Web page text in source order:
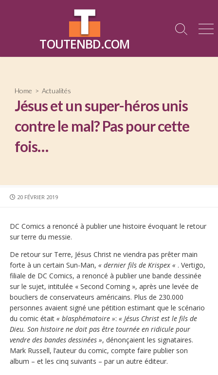
TOUTENBD.COM
Search
Home > Actualités
Jésus et un super-héros unis
contre le mal? Pas pour cette
fois…
PUBLISHED
20 FÉVRIER 2019
DC Comics a renoncé à publier une histoire évoquant le retour
sur terre du messie.
De retour sur Terre, Jésus Christ ne viendra pas prêter main
forte à un certain Sun-Man, « dernier fils de Krispex « . Vertigo,
filiale de DC Comics, a renoncé à publier une bande dessinée
sur le sujet, intitulée « Second Coming », après une levée de
boucliers de conservateurs américains. Plus de 230.000
personnes avaient signé une pétition estimant que le scénario
du comic était « blasphématoire »: « Jésus Christ est le fils de
Dieu. Son histoire ne doit pas être tournée en ridicule pour
vendre des bandes dessinées », dénonçaient les signataires.
Mark Russell, l’auteur du comic, compte faire publier son
album – et les cinq suivants – par un autre éditeur.